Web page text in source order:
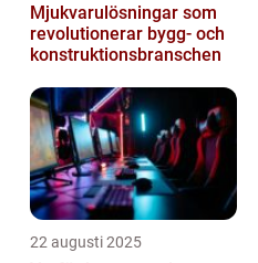
Mjukvarulösningar som
revolutionerar bygg- och
konstruktionsbranschen
22 augusti 2025